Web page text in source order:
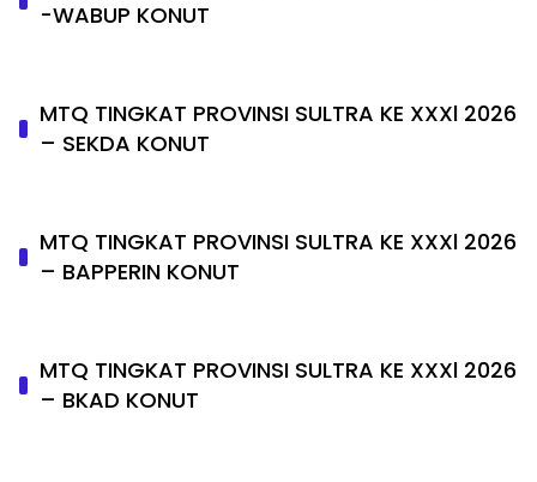
-WABUP KONUT
MTQ TINGKAT PROVINSI SULTRA KE XXXl 2026
– SEKDA KONUT
MTQ TINGKAT PROVINSI SULTRA KE XXXl 2026
– BAPPERIN KONUT
MTQ TINGKAT PROVINSI SULTRA KE XXXl 2026
– BKAD KONUT